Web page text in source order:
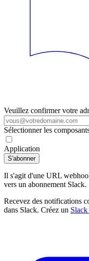
Veuillez confirmer votre
Sélectionner les
Application
S'abonner
Il s'agit d'une URL
vers un abonnement Slack.
Recevez des notifications
dans Slack. Créez un